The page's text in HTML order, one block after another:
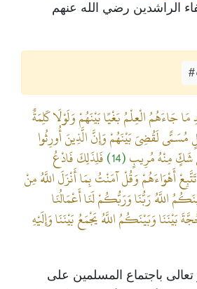
الراشدين رضي الله عنهم
#
جَاءَهُمُ الْعِلْمُ بَغْيًا بَيْنَهُمْ وَلَوْلَا كَلِمَةٌ
لَقُضِيَ بَيْنَهُمْ وَإِنَّ الَّذِينَ أُورِثُوا
شَكٍّ مِنْهُ مُرِيبٍ(14)
فَلِذَلِكَ فَادْعُ
أَهْوَاءَهُمْ وَقُلْ آمَنْتُ بِمَا أَنْزَلَ اللَّهُ مِنْ
اللَّهُ رَبُّنَا وَرَبُّكُمْ لَنَا أَعْمَالُنَا
وَبَيْنَكُمُ اللَّهُ يَجْمَعُ بَيْنَنَا وَإِلَيْهِ
تعالى باجتماع المسلمين على